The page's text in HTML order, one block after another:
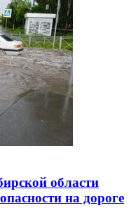
области
на дороге